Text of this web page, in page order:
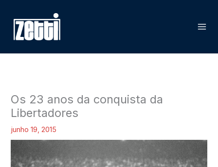
para
conteúdo
Os 23 anos da conquista da
Libertadores
junho 19, 2015
e
a
r